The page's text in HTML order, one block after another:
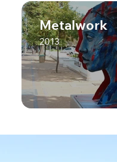
Metalwork
2013